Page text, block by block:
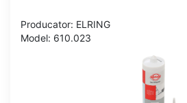
Producator: ELRING
Model: 610.023